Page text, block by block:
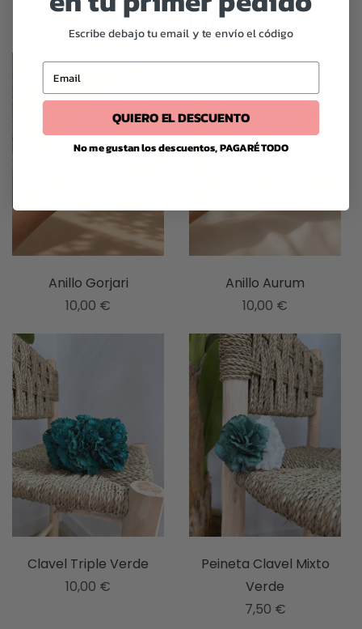
Te podría interesar
Anillo Gorjari
10,00 €
Anillo Aurum
10,00 €
Clavel Triple Verde
10,00 €
Peineta Clavel Mixto
Verde
7,50 €
Escribe debajo tu email y te envío el código
Email
QUIERO EL DESCUENTO
No me gustan los descuentos, PAGARÉ TODO